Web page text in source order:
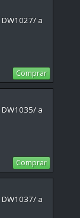
a
Comprar
a
Comprar
a